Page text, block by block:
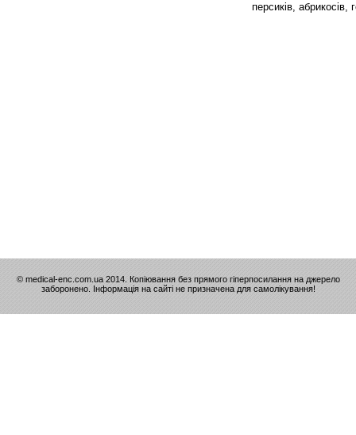
персиків, абрикосів,
© medical-enc.com.ua 2014. Копіювання без прямого гіперпосилання на джерело
заборонено. Інформація на сайті не призначена для самолікування!